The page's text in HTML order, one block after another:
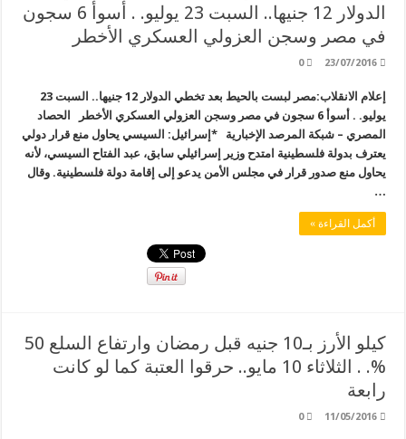
الدولار 12 جنيها.. السبت 23 يوليو. . أسوأ 6 سجون
في مصر وسجن العزولي العسكري الأخطر
23/07/2016
0
إعلام الانقلاب:مصر لبست بالحيط بعد تخطي الدولار 12 جنيها.. السبت 23
يوليو. . أسوأ 6 سجون في مصر وسجن العزولي العسكري الأخطر الحصاد
المصري – شبكة المرصد الإخبارية *إسرائيل: السيسي يحاول منع قرار دولي
يعترف بدولة فلسطينية امتدح وزير إسرائيلي سابق، عبد الفتاح السيسي، لأنه
يحاول منع صدور قرار في مجلس الأمن يدعو إلى إقامة دولة فلسطينية. وقال
…
أكمل القراءة »
كيلو الأرز بـ10 جنيه قبل رمضان وارتفاع السلع 50
%‏. . الثلاثاء 10 مايو.. حرقوا العتبة كما لو كانت
رابعة
11/05/2016
0